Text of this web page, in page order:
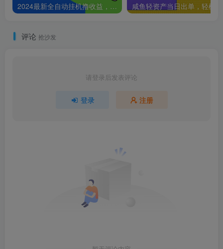
2024最新全自动挂机撸收益，无脑矩阵操作，日入1000+
评论 抢沙发
请登录后发表评论
登录 注册